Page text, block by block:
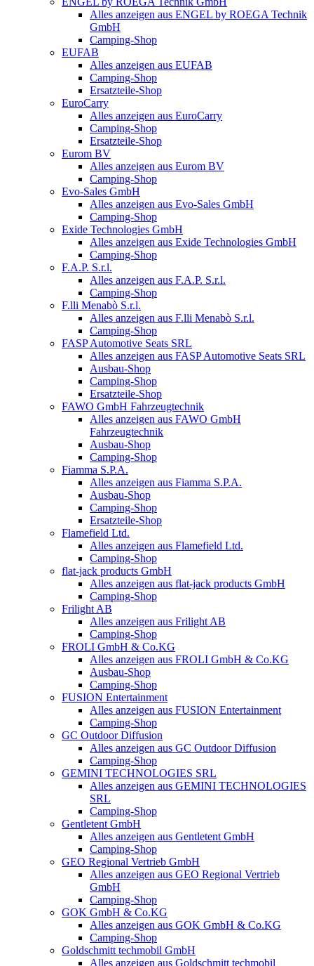
Alles anzeigen aus ENGEL by ROEGA Technik
GmbH
Camping-Shop
EUFAB
Alles anzeigen aus EUFAB
Camping-Shop
Ersatzteile-Shop
EuroCarry
Alles anzeigen aus EuroCarry
Camping-Shop
Ersatzteile-Shop
Eurom BV
Alles anzeigen aus Eurom BV
Camping-Shop
Evo-Sales GmbH
Alles anzeigen aus Evo-Sales GmbH
Camping-Shop
Exide Technologies GmbH
Alles anzeigen aus Exide Technologies GmbH
Camping-Shop
F.A.P. S.r.l.
Alles anzeigen aus F.A.P. S.r.l.
Camping-Shop
F.lli Menabò S.r.l.
Alles anzeigen aus F.lli Menabò S.r.l.
Camping-Shop
FASP Automotive Seats SRL
Alles anzeigen aus FASP Automotive Seats SRL
Ausbau-Shop
Camping-Shop
Ersatzteile-Shop
FAWO GmbH Fahrzeugtechnik
Alles anzeigen aus FAWO GmbH
Fahrzeugtechnik
Ausbau-Shop
Camping-Shop
Fiamma S.P.A.
Alles anzeigen aus Fiamma S.P.A.
Ausbau-Shop
Camping-Shop
Ersatzteile-Shop
Flamefield Ltd.
Alles anzeigen aus Flamefield Ltd.
Camping-Shop
flat-jack products GmbH
Alles anzeigen aus flat-jack products GmbH
Camping-Shop
Frilight AB
Alles anzeigen aus Frilight AB
Camping-Shop
FROLI GmbH & Co.KG
Alles anzeigen aus FROLI GmbH & Co.KG
Ausbau-Shop
Camping-Shop
FUSION Entertainment
Alles anzeigen aus FUSION Entertainment
Camping-Shop
GC Outdoor Diffusion
Alles anzeigen aus GC Outdoor Diffusion
Camping-Shop
GEMINI TECHNOLOGIES SRL
Alles anzeigen aus GEMINI TECHNOLOGIES
SRL
Camping-Shop
Gentletent GmbH
Alles anzeigen aus Gentletent GmbH
Camping-Shop
GEO Regional Vertrieb GmbH
Alles anzeigen aus GEO Regional Vertrieb
GmbH
Camping-Shop
GOK GmbH & Co.KG
Alles anzeigen aus GOK GmbH & Co.KG
Camping-Shop
Goldschmitt techmobil GmbH
Alles anzeigen aus Goldschmitt techmobil